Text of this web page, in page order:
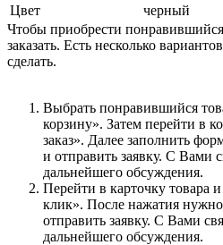
Цвет
черный
Чтобы приобрести
заказать. Есть несколько
сделать.
Выбрать понравившийся
корзину». Затем перейти в
заказ». Далее заполнить
и отправить заявку. С Вами
дальнейшего обсуждения.
Перейти в карточку товара
клик». После нажатия
отправить заявку. С Вами
дальнейшего обсуждения.